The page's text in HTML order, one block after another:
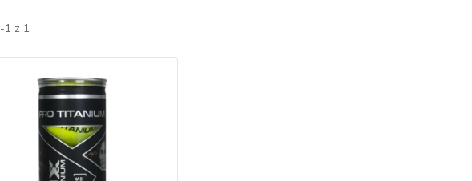
1 z 1